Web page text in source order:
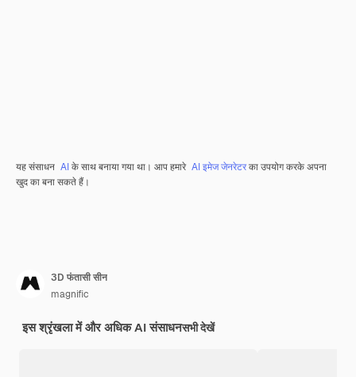
यह संसाधन AIके साथ बनाया गया था। आप हमारे AI इमेज जेनरेटरका उपयोग करके अपना
खुद का बना सकते हैं।
3D फंतासी सीन
magnific
इस श्रृंखला में और अधिक AI संसाधनसभी देखें